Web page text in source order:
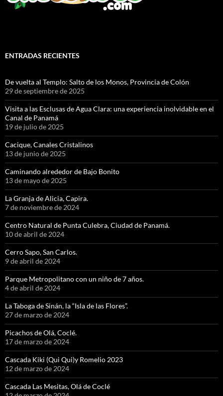
ENTRADAS RECIENTES
De vuelta al Templo: Salto de los Monos, Provincia de Colón
29 de septiembre de 2025
Visita a las Esclusas de Agua Clara: una experiencia inolvidable en el
Canal de Panamá
19 de julio de 2025
Cacique, Canales Cristalinos
13 de junio de 2025
Caminando alrededor de Bajo Bonito
13 de mayo de 2025
La Granja de Alicia, Capira.
7 de noviembre de 2024
Centro Natural de Punta Culebra, Ciudad de Panamá.
10 de abril de 2024
Cerro Sapo, San Carlos.
9 de abril de 2024
Parque Metropolitano con un niño de 7 años.
4 de abril de 2024
La Taboga de Sinán, la “Isla de las Flores”.
27 de marzo de 2024
Picachos de Olá, Coclé.
17 de marzo de 2024
Cascada Kiki (Qui Qui)y Romelio 2023
12 de marzo de 2024
Cascada Las Mesitas, Olá de Coclé